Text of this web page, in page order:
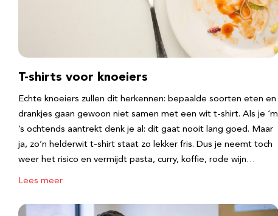
T-shirts voor knoeiers
Echte knoeiers zullen dit herkennen: bepaalde soorten eten en
drankjes gaan gewoon niet samen met een wit t-shirt. Als je ‘m
’s ochtends aantrekt denk je al: dit gaat nooit lang goed. Maar
ja, zo’n helderwit t-shirt staat zo lekker fris. Dus je neemt toch
weer het risico en vermijdt pasta, curry, koffie, rode wijn…
Lees meer